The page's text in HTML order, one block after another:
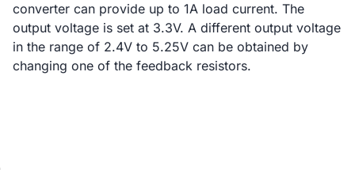
converter can provide up to 1A load current. The
output voltage is set at 3.3V. A different output voltage
in the range of 2.4V to 5.25V can be obtained by
changing one of the feedback resistors.